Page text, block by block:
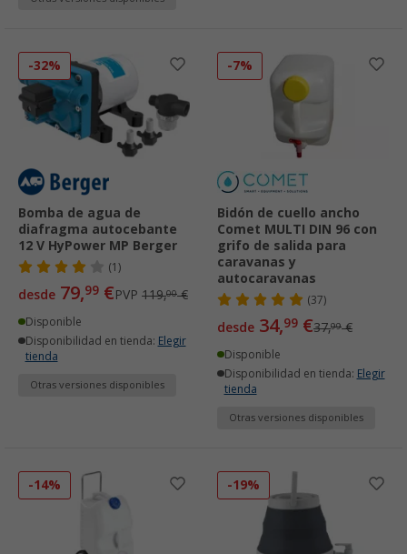
-32%
Bomba de agua de
diafragma autocebante
12 V HyPower MP Berger
(1)
desde 79,99 €PVP 119,00€
Disponible
Disponibilidad en tienda: Elegir
tienda
Otras versiones disponibles
-7%
Bidón de cuello ancho
Comet MULTI DIN 96 con
grifo de salida para
caravanas y
autocaravanas
(37)
desde 34,99 €37,99€
Disponible
Disponibilidad en tienda: Elegir
tienda
Otras versiones disponibles
-14% -19%